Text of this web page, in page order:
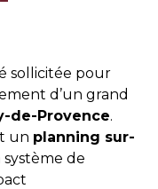
sollicitée pour
d’un grand
de-Provence.
un planning sur-
système de